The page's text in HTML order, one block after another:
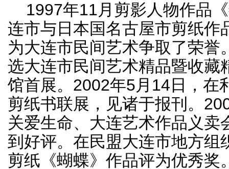
1997年11月剪影人物作品
连市与日本国名古屋市剪纸作
为大连市民间艺术争取了荣誉
选大连市民间艺术精品暨收藏
馆首展。2002年5月14日，在
剪纸书联展，见诸于报刊。
关爱生命、大连艺术作品义卖
到好评。在民盟大连市地方组
剪纸《蝴蝶》作品评为优秀奖